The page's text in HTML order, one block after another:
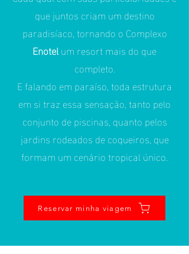
que juntos criam um destino
paradisíaco, tornando o Complexo
Enotelum resort mais do que
completo.
E falando em paraíso, toda estrutura
em si traz essa sensação, tanto pelo
conjunto de piscinas, quanto pelos
jardins rodeados de coqueiros, que
formam um cenário tropical único.
Reservar minha viagem